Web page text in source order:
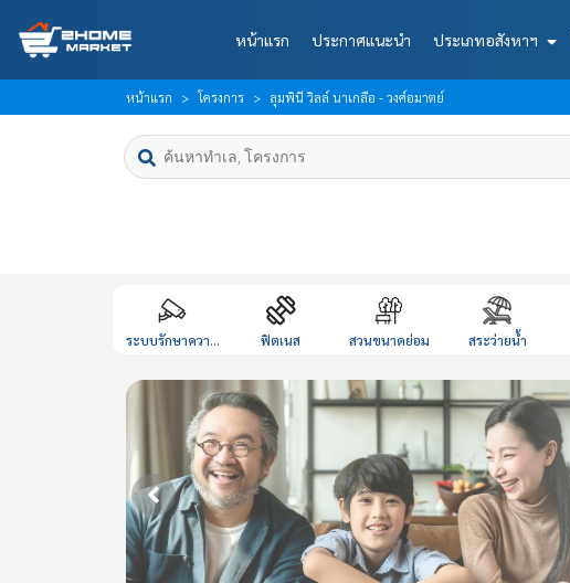
หน้าแรก ประกาศแนะนำ ประเภทอสังหาฯ
หน้าแรก โครงการ ลุมพินี วิลล์ นาเกลือ - วงศ์อมาตย์
ระบบรักษาควา... ฟิตเนส สวนขนาดย่อม สระว่ายน้ำ